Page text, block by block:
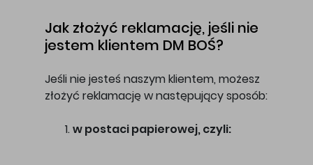
Jak złożyć reklamację, jeśli nie
jestem klientem DM BOŚ?
Jeśli nie jesteś naszym klientem, możesz
złożyć reklamację w następujący sposób:
w postaci papierowej, czyli: